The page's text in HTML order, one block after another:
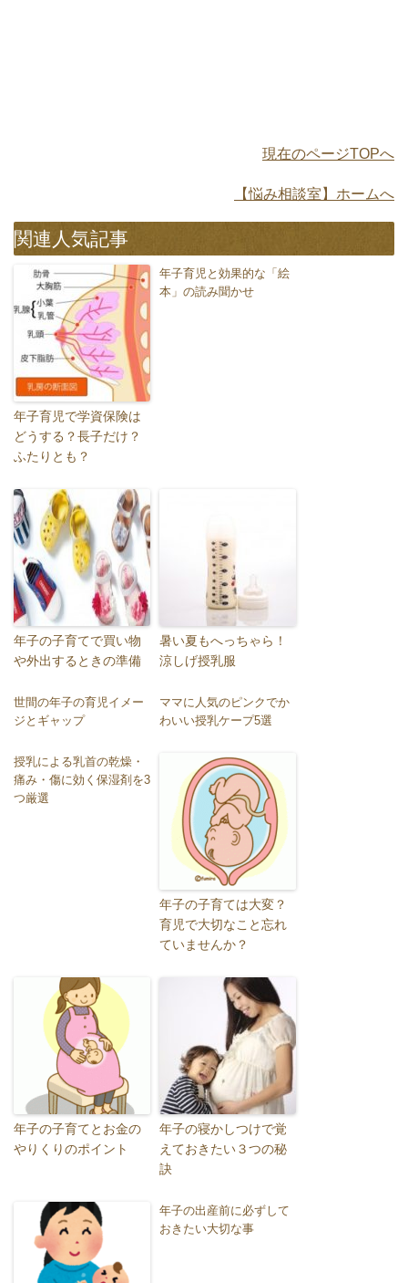
現在のページTOPへ
【悩み相談室】ホームへ
関連人気記事
年子育児で学資保険は
どうする？長子だけ？
ふたりとも？
年子育児と効果的な「絵
本」の読み聞かせ
年子の子育てで買い物
や外出するときの準備
暑い夏もへっちゃら！
涼しげ授乳服
世間の年子の育児イメー
ジとギャップ
ママに人気のピンクでか
わいい授乳ケープ5選
授乳による乳首の乾燥・
痛み・傷に効く保湿剤を3
つ厳選
年子の子育ては大変？
育児で大切なこと忘れ
ていませんか？
年子の子育てとお金の
やりくりのポイント
年子の寝かしつけで覚
えておきたい３つの秘
訣
年子の出産前に必ずして
おきたい大切な事